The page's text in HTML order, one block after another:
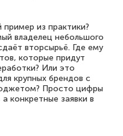
из практики?
владелец небольшого
вторсырьё. Где ему
которые придут
Или это
крупных брендов с
Просто цифры
конкретные заявки в